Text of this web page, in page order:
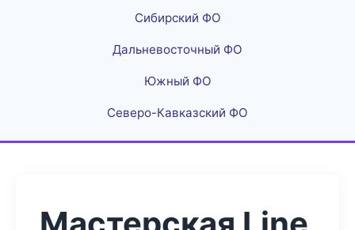
Сибирский ФО
Дальневосточный ФО
Южный ФО
Северо-Кавказский ФО